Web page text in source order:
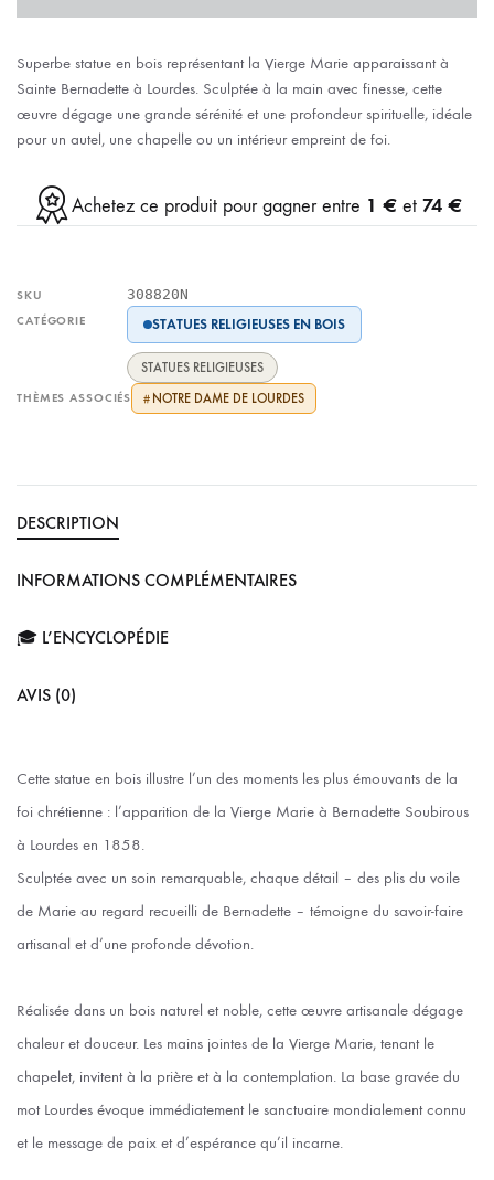
Superbe statue en bois représentant la Vierge Marie apparaissant à
Sainte Bernadette à Lourdes. Sculptée à la main avec finesse, cette
œuvre dégage une grande sérénité et une profondeur spirituelle, idéale
pour un autel, une chapelle ou un intérieur empreint de foi.
Achetez ce produit pour gagner entre 1 € et 74 €
SKU 308820N
CATÉGORIE STATUES RELIGIEUSES EN BOIS
STATUES RELIGIEUSES
THÈMES ASSOCIÉS # NOTRE DAME DE LOURDES
DESCRIPTION
INFORMATIONS COMPLÉMENTAIRES
🎓 L’ENCYCLOPÉDIE
AVIS (0)
Cette statue en bois illustre l’un des moments les plus émouvants de la
foi chrétienne : l’apparition de la Vierge Marie à Bernadette Soubirous
à Lourdes en 1858.
Sculptée avec un soin remarquable, chaque détail – des plis du voile
de Marie au regard recueilli de Bernadette – témoigne du savoir-faire
artisanal et d’une profonde dévotion.
Réalisée dans un bois naturel et noble, cette œuvre artisanale dégage
chaleur et douceur. Les mains jointes de la Vierge Marie, tenant le
chapelet, invitent à la prière et à la contemplation. La base gravée du
mot Lourdes évoque immédiatement le sanctuaire mondialement connu
et le message de paix et d’espérance qu’il incarne.